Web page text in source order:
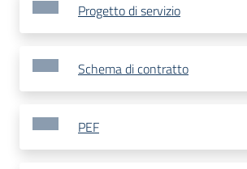
Progetto di servizio
Schema di contratto
PEF